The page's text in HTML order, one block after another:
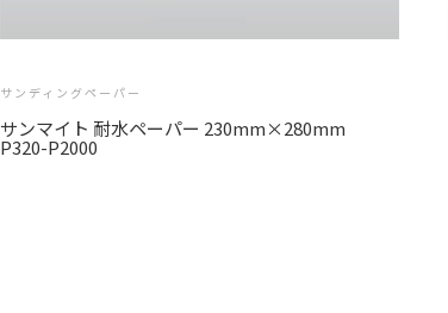
サンディングペーパー
サンマイト 耐水ペーパー 230mm×280mm
P320-P2000